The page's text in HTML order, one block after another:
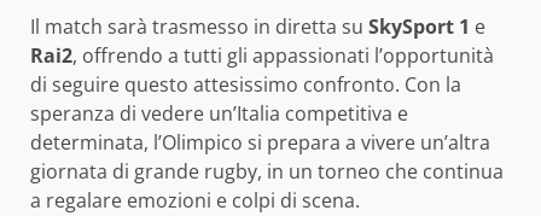
Il match sarà trasmesso in diretta su SkySport 1 e
Rai2, offrendo a tutti gli appassionati l’opportunità
di seguire questo attesissimo confronto. Con la
speranza di vedere un’Italia competitiva e
determinata, l’Olimpico si prepara a vivere un’altra
giornata di grande rugby, in un torneo che continua
a regalare emozioni e colpi di scena.